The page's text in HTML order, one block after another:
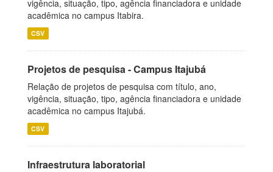
vigência, situação, tipo, agência financiadora e unidade
acadêmica no campus Itabira.
CSV
Projetos de pesquisa - Campus Itajubá
Relação de projetos de pesquisa com título, ano,
vigência, situação, tipo, agência financiadora e unidade
acadêmica no campus Itajubá.
CSV
Infraestrutura laboratorial